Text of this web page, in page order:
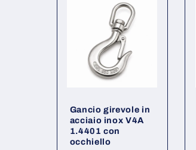
Gancio girevole in
acciaio inox V4A
1.4401 con
occhiello